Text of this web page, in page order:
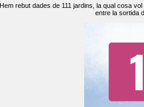
Hem rebut dades de 111 jardins, la qual cosa
entre la sortida